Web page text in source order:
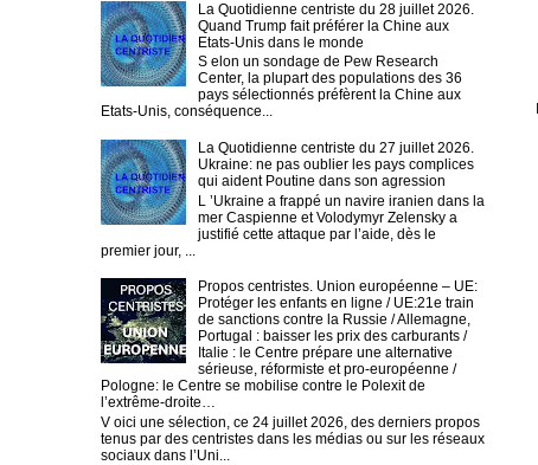
La Quotidienne centriste du 28 juillet 2026.
Quand Trump fait préférer la Chine aux
Etats-Unis dans le monde
S elon un sondage de Pew Research
Center, la plupart des populations des 36
pays sélectionnés préfèrent la Chine aux
Etats-Unis, conséquence...
La Quotidienne centriste du 27 juillet 2026.
Ukraine: ne pas oublier les pays complices
qui aident Poutine dans son agression
L ’Ukraine a frappé un navire iranien dans la
mer Caspienne et Volodymyr Zelensky a
justifié cette attaque par l’aide, dès le
premier jour, ...
Propos centristes. Union européenne – UE:
Protéger les enfants en ligne / UE:21e train
de sanctions contre la Russie / Allemagne,
Portugal : baisser les prix des carburants /
Italie : le Centre prépare une alternative
sérieuse, réformiste et pro-européenne /
Pologne: le Centre se mobilise contre le Polexit de
l’extrême-droite…
V oici une sélection, ce 24 juillet 2026, des derniers propos
tenus par des centristes dans les médias ou sur les réseaux
sociaux dans l’Uni...